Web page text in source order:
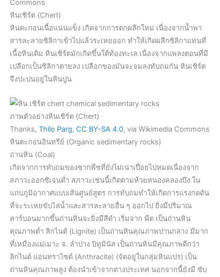
Commons
หินเชิร์ต (Chert)
หินตะกอนเนื้อแน่นแข็ง เกิดจากการตกผลึกใหม่ เนื่องจากน้ำพา
สารละลายซิลิกาเข้าไปแล้วระเหยออก ทำให้เกิดผลึกซิลิกาแทนที่
เนื้อหินเดิม หินเชิร์ตมักเกิดขึ้นใต้ท้องทะเล เนื่องจากแพลงตอนที่มี
เปลือกเป็นซิลิกาตายลง เปลือกของมันจะจมลงทับถมกัน หินเชิร์ต
จึงปะปนอยู่ในหินปูน
ภาพตัวอย่างหินเชิร์ต (Chert)
Thanks, Thilo Parg, CC BY-SA 4.0, via Wikimedia Commons
หินตะกอนอินทรีย์ (Organic sedimentary rocks)
ถ่านหิน (Coal)
เกิดจากการทับถมของซากพืชที่ยังไม่เน่าเปื่อยไปหมดเนื่องจาก
สภาวะออกซิเจนต่ำ สภาวะเช่นนี้เกิดตามห้วยหนองคลองบึง ใน
แถบภูมิอากาศแบบเส้นศูนย์สูตร การทับถมทำให้เกิดการแรงกดดัน
ที่จะระเหยขับไล่น้ำและสารละลายอื่น ๆ ออกไป ยิ่งมีปริมาณ
คาร์บอนมากขึ้นถ่านหินจะยิ่งมีสีดำ เริ่มจาก พีต เป็นถ่านหิน
คุณภาพต่ำ ลิกไนต์ (Lignite) เป็นถ่านหินคุณภาพปานกลาง มีมาก
ที่เหมืองแม่เมาะ จ. ลำปาง บิทูมินัส เป็นถ่านหินมีคุณภาพดีกว่า
ลิกไนต์ แอนทราไซต์ (Anthracite) (จัดอยู่ในกลุ่มหินแปร) เป็น
ถ่านหินคุณภาพสูง ต้องนำเข้าจากต่างประเทศ นอกจากนี้ยังมี ซับ